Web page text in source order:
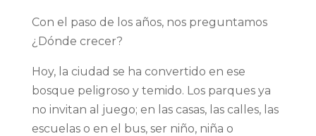
Con el paso de los años, nos preguntamos
¿Dónde crecer?
Hoy, la ciudad se ha convertido en ese
bosque peligroso y temido. Los parques ya
no invitan al juego; en las casas, las calles, las
escuelas o en el bus, ser niño, niña o